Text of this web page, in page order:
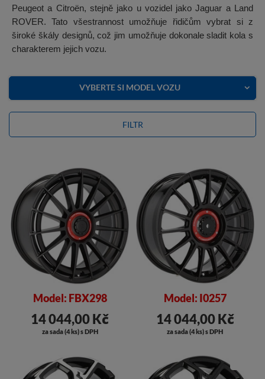
Peugeot a Citroën, stejně jako u vozidel jako Jaguar a Land
ROVER. Tato všestrannost umožňuje řidičům vybrat si z
široké škály designů, což jim umožňuje dokonale sladit kola s
charakterem jejich vozu.
VYBERTE SI MODEL VOZU
FILTR
Model: FBX298
14 044,00 Kč
za sada (4 ks) s DPH
Model: I0257
14 044,00 Kč
za sada (4 ks) s DPH